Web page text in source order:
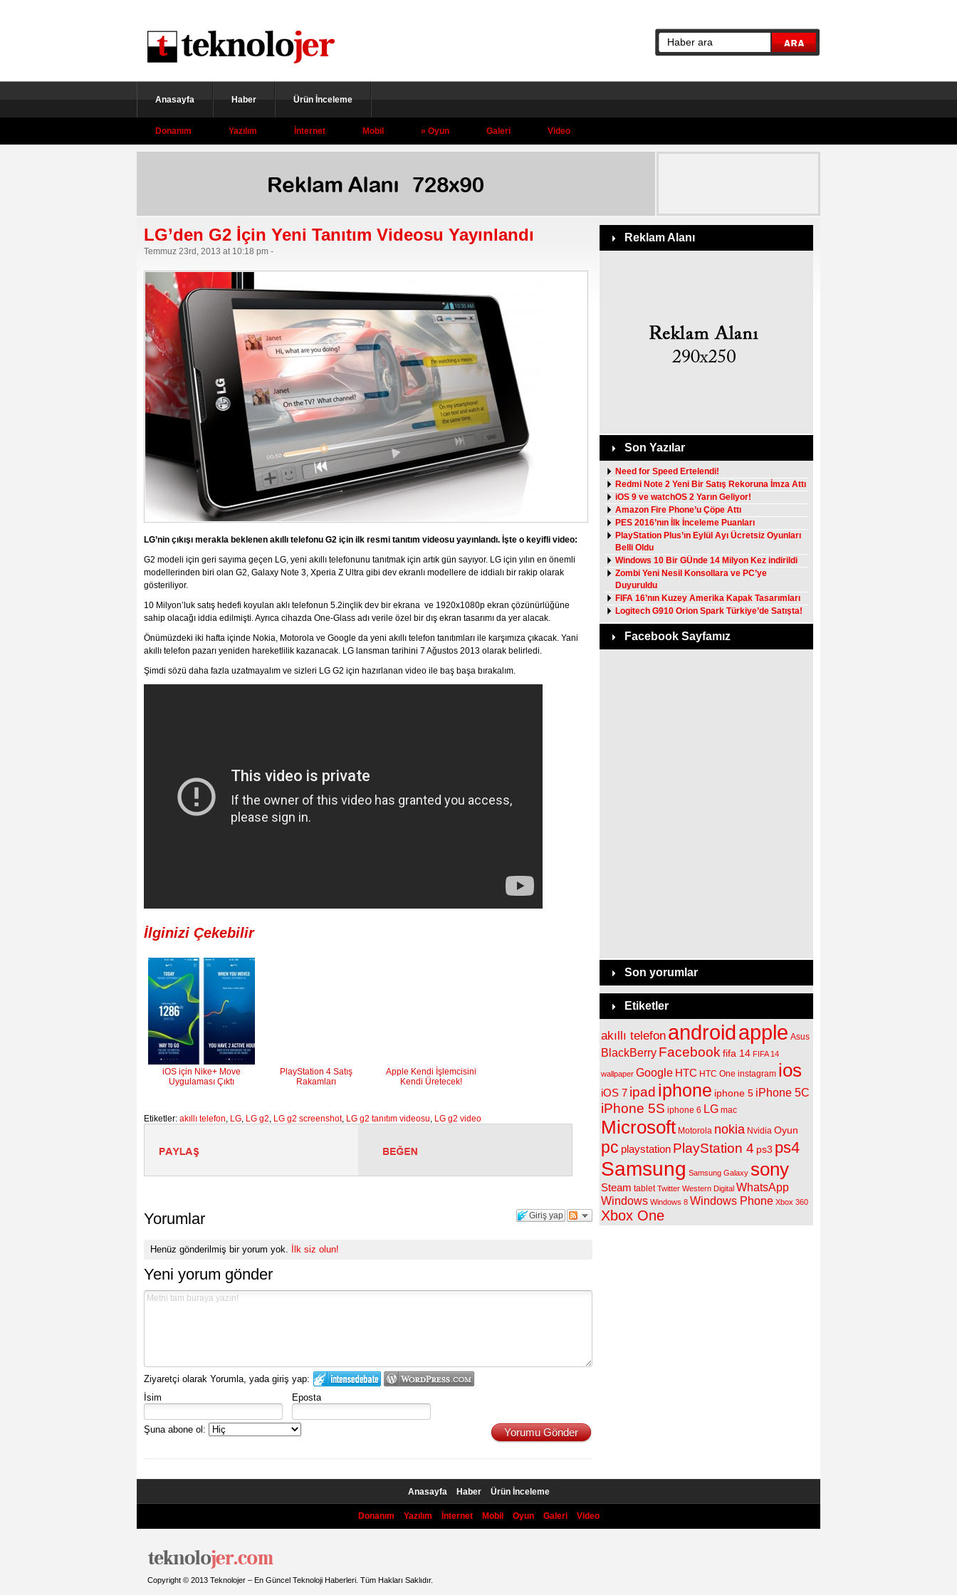
Anasayfa Haber Ürün İnceleme
Donanım Yazılım İnternet Mobil Oyun Galeri Video
LG’den G2 İçin Yeni Tanıtım Videosu Yayınlandı
Temmuz 23rd, 2013 at 10:18 pm -
LG’nin çıkışı merakla beklenen akıllı telefonu G2 için ilk resmi tanıtım videosu yayınlandı. İşte o keyifli video:
G2 modeli için geri sayıma geçen LG, yeni akıllı telefonunu tanıtmak için artık gün sayıyor. LG için yılın en önemli
modellerinden biri olan G2, Galaxy Note 3, Xperia Z Ultra gibi dev ekranlı modellere de iddialı bir rakip olarak
gösteriliyor.
10 Milyon’luk satış hedefi koyulan aklı telefonun 5.2inçlik dev bir ekrana ve 1920x1080p ekran çözünürlüğüne
sahip olacağı iddia edilmişti. Ayrıca cihazda One-Glass adı verile özel bir dış ekran tasarımı da yer alacak.
Önümüzdeki iki hafta içinde Nokia, Motorola ve Google da yeni akıllı telefon tanıtımları ile karşımıza çıkacak. Yani
akıllı telefon pazarı yeniden hareketlilik kazanacak. LG lansman tarihini 7 Ağustos 2013 olarak belirledi.
Şimdi sözü daha fazla uzatmayalım ve sizleri LG G2 için hazırlanan video ile baş başa bırakalım.
İlginizi Çekebilir
iOS için Nike+ Move
Uygulaması Çıktı
PlayStation 4 Satış
Rakamları
Apple Kendi İşlemcisini
Kendi Üretecek!
Etiketler: akıllı telefon, LG, LG g2, LG g2 screenshot, LG g2 tanıtım videosu, LG g2 video
Giriş yap
Yorumlar
Henüz gönderilmiş bir yorum yok. İlk siz olun!
Yeni yorum gönder
Ziyaretçi olarak Yorumla, yada giriş yap:
İsim
Eposta
Yorumu Gönder
Şuna abone ol:
Reklam Alanı
Son Yazılar
Need for Speed Ertelendi!
Redmi Note 2 Yeni Bir Satış Rekoruna İmza Attı
iOS 9 ve watchOS 2 Yarın Geliyor!
Amazon Fire Phone’u Çöpe Attı
PES 2016’nın İlk İnceleme Puanları
PlayStation Plus’ın Eylül Ayı Ücretsiz Oyunları
Belli Oldu
Windows 10 Bir GÜnde 14 Milyon Kez indirildi
Zombi Yeni Nesil Konsollara ve PC’ye
Duyuruldu
FIFA 16’nın Kuzey Amerika Kapak Tasarımları
Logitech G910 Orion Spark Türkiye’de Satışta!
Facebook Sayfamız
Son yorumlar
Etiketler
akıllı telefon androidapple Asus
BlackBerry Facebook fifa 14 FIFA 14
wallpaper Google HTC HTC One instagram ios
iOS 7 ipad iphone iphone 5 iPhone 5C
iPhone 5S iphone 6 LG mac
Microsoft Motorola nokia Nvidia Oyun
pc playstation PlayStation 4 ps3 ps4
Samsung Samsung Galaxy sony
Steam tablet Twitter Western Digital WhatsApp
Windows Windows 8 Windows Phone Xbox 360
Xbox One
Anasayfa Haber Ürün İnceleme
Donanım Yazılım İnternet Mobil Oyun Galeri Video
Copyright © 2013 Teknolojer – En Güncel Teknoloji Haberleri. Tüm Hakları Saklıdır.